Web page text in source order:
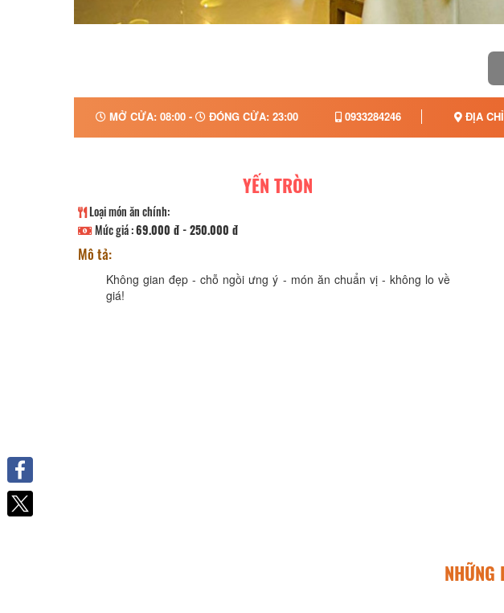
MỞ CỬA: 08:00 - ĐÓNG CỬA: 23:00 0933284246 ĐỊA
YẾN TRÒN
Loại món ăn chính:
Mức giá :69.000 đ - 250.000 đ
Mô tả:
Không gian đẹp - chỗ ngồi ưng ý - món ăn chuẩn vị - không lo về
giá!
Facebook